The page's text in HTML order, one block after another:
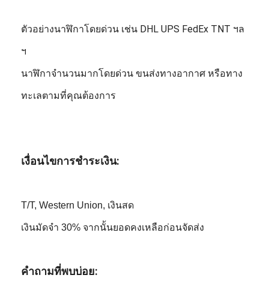
ตัวอย่างนาฬิกาโดยด่วน เช่น DHL UPS FedEx TNT ฯล
ฯ
นาฬิกาจำนวนมากโดยด่วน ขนส่งทางอากาศ หรือทาง
ทะเลตามที่คุณต้องการ
เงื่อนไขการชำระเงิน:
T/T, Western Union, เงินสด
เงินมัดจำ 30% จากนั้นยอดคงเหลือก่อนจัดส่ง
คำถามที่พบบ่อย: